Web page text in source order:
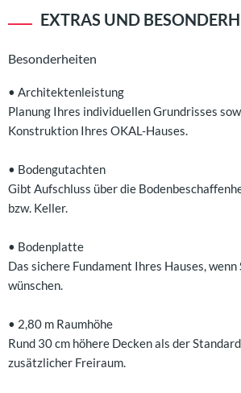
EXTRAS UND
Besonderheiten
• Architektenleistung
Planung Ihres individuellen Grundrisses
Konstruktion Ihres OKAL-Hauses.
• Bodengutachten
Gibt Aufschluss über die
bzw. Keller.
• Bodenplatte
Das sichere Fundament Ihres Hauses,
wünschen.
• 2,80 m Raumhöhe
Rund 30 cm höhere Decken als der
zusätzlicher Freiraum.